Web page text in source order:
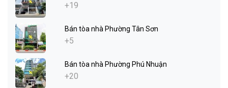
+19
Bán tòa nhà Phường Tân Sơn
+5
Bán tòa nhà Phường Phú Nhuận
+20